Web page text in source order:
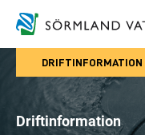
DRIFTINFORMATION
Driftinformation